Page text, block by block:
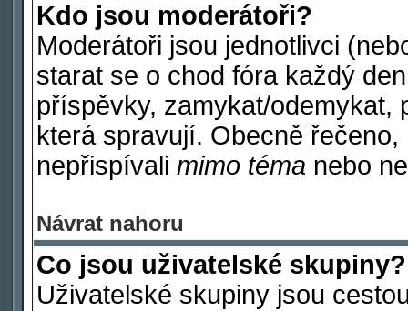
Kdo jsou moderátoři?
Moderátoři jsou jednotlivci
starat se o chod fóra každý
příspěvky, zamykat/odemykat,
která spravují. Obecně
nepřispívali mimo téma nebo
Návrat nahoru
Co jsou uživatelské skupiny?
Uživatelské skupiny jsou